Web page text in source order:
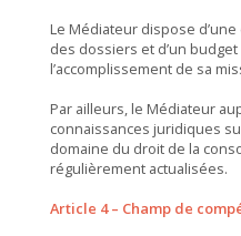
Le Médiateur dispose
des dossiers et d’un
l’accomplissement de sa
Par ailleurs, le Médiateur
connaissances juridiques
domaine du droit de la
régulièrement actualisées.
Article 4 – Champ de